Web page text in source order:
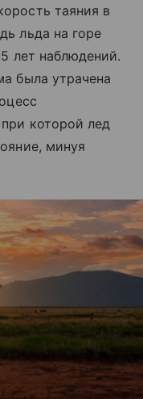
таяния в
льда на горе
лет наблюдений.
была утрачена
которой лед
минуя